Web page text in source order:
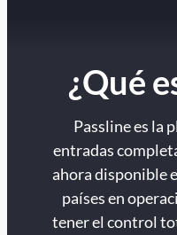
¿Qué
Passline es la
entradas
ahora disponible
países en
tener el control